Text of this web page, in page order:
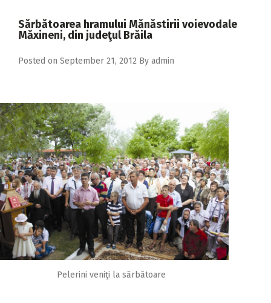
2017
2013
2012
2011
2010
2009
Sărbătoarea hramului Mănăstirii voievodale
Măxineni, din judeţul Brăila
Posted on September 21, 2012 By admin
Pelerini veniţi la sărbătoare